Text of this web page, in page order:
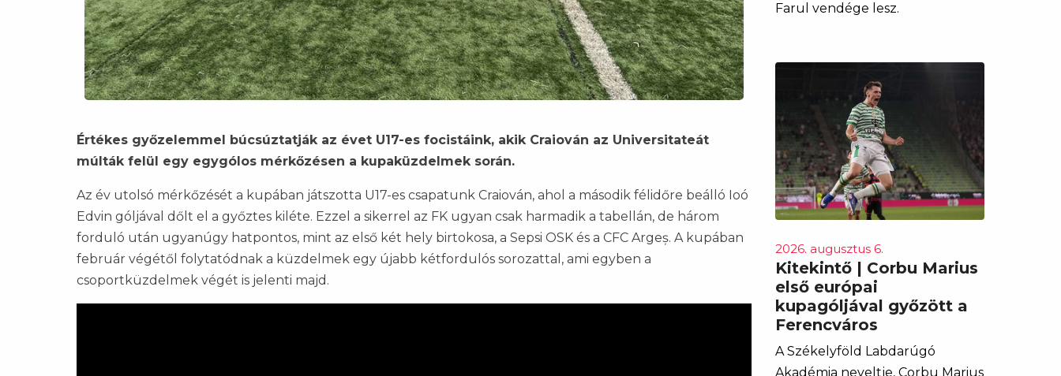
Értékes győzelemmel búcsúztatják az évet U17-es focistáink, akik Craiován az Universitateát
múlták felül egy egygólos mérkőzésen a kupaküzdelmek során.
Az év utolsó mérkőzését a kupában játszotta U17-es csapatunk Craiován, ahol a második félidőre beálló Ioó
Edvin góljával dőlt el a győztes kiléte. Ezzel a sikerrel az FK ugyan csak harmadik a tabellán, de három
forduló után ugyanúgy hatpontos, mint az első két hely birtokosa, a Sepsi OSK és a CFC Argeș. A kupában
február végétől folytatódnak a küzdelmek egy újabb kétfordulós sorozattal, ami egyben a
csoportküzdelmek végét is jelenti majd.
Farul vendége lesz.
2026. augusztus 6.
Kitekintő | Corbu Marius
első európai
kupagóljával győzött a
Ferencváros
A Székelyföld Labdarúgó
Akadémia neveltje, Corbu Marius